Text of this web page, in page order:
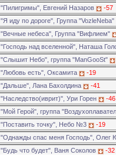
"Пилигримы", Евгений Назаров
-57
"Я иду по дороге", Группа "VozleNeba"
"Вечные небеса", Группа "Вифлием"
"Господь над вселенной", Наташа
"Слышит Небо", группа "ManGooSt"
"Любовь есть", Оксамита
-19
"Дальше", Лана Бахолдина
-41
"Наследство(иврит)", Ури Горен
-46
"Мой Герой", группа
"Поставить точку", Небо №3
-19
"Однажды спас меня Господь", Олег
"Будь что будет", Ваня Соколов
-32